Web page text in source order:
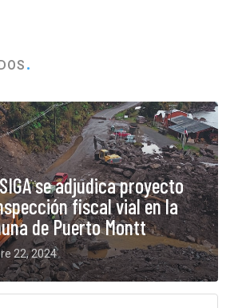
se adjudica proyecto
fiscal vial en la
de Puerto Montt
22, 2024